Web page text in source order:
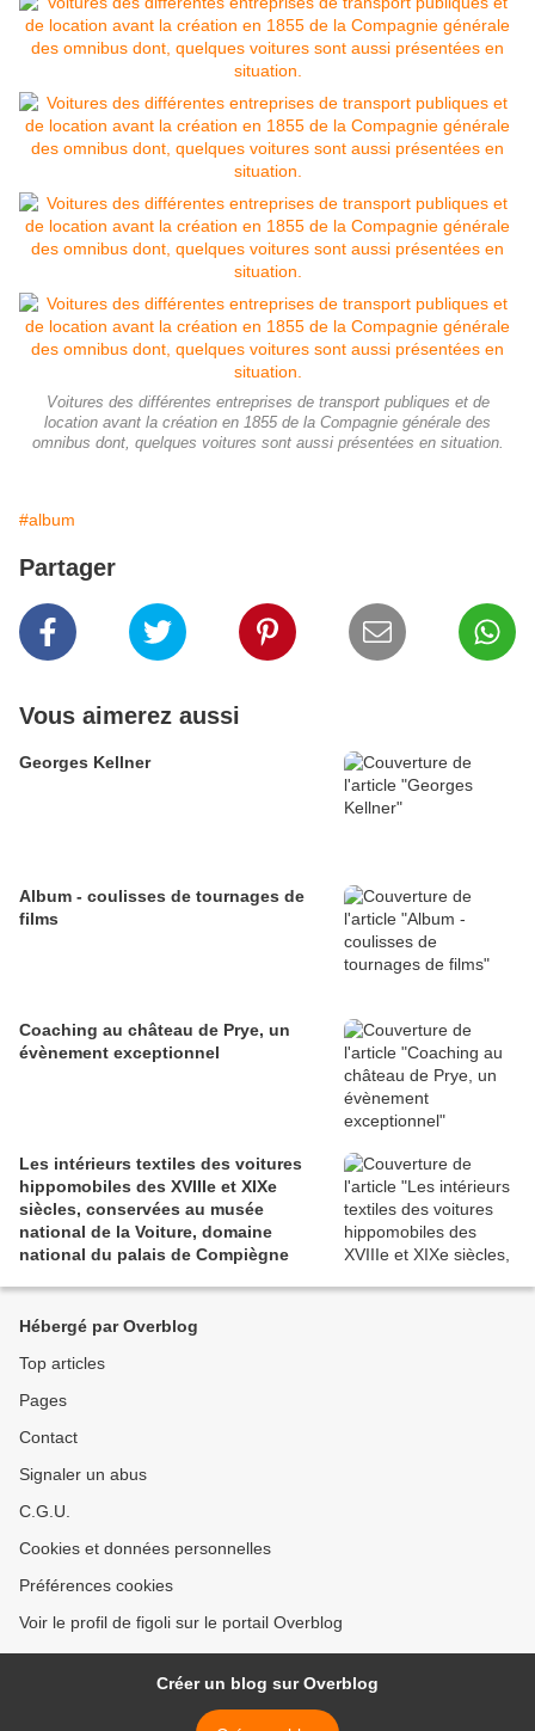
Voitures des différentes entreprises de transport publiques et de
location avant la création en 1855 de la Compagnie générale des
omnibus dont, quelques voitures sont aussi présentées en situation.
#album
Partager
Vous aimerez aussi
Georges Kellner
Album - coulisses de tournages de
films
Coaching au château de Prye, un
évènement exceptionnel
Les intérieurs textiles des voitures
hippomobiles des XVIIIe et XIXe
siècles, conservées au musée
national de la Voiture, domaine
national du palais de Compiègne
Hébergé par Overblog
Top articles
Pages
Contact
Signaler un abus
C.G.U.
Cookies et données personnelles
Préférences cookies
Voir le profil de figoli sur le portail Overblog
Créer un blog sur Overblog